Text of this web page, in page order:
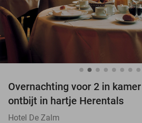
Overnachting voor 2 in
ontbijt in hartje Herentals
Hotel De Zalm